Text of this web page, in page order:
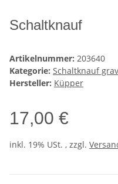
Schaltknauf
Artikelnummer: 203640
Kategorie: Schaltknauf
Hersteller: Küpper
17,00 €
inkl. 19% USt. , zzgl.